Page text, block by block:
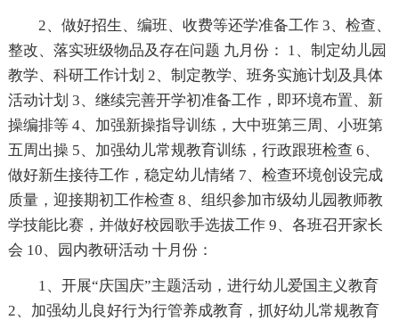
2、做好招生、编班、收费等还学准备工作 3、检查、
整改、落实班级物品及存在问题 九月份： 1、制定幼儿园
教学、科研工作计划 2、制定教学、班务实施计划及具体
活动计划 3、继续完善开学初准备工作，即环境布置、新
操编排等 4、加强新操指导训练，大中班第三周、小班第
五周出操 5、加强幼儿常规教育训练，行政跟班检查 6、
做好新生接待工作，稳定幼儿情绪 7、检查环境创设完成
质量，迎接期初工作检查 8、组织参加市级幼儿园教师教
学技能比赛，并做好校园歌手选拔工作 9、各班召开家长
会 10、园内教研活动 十月份：
1、开展“庆国庆”主题活动，进行幼儿爱国主义教育
2、加强幼儿良好行为行管养成教育，抓好幼儿常规教育